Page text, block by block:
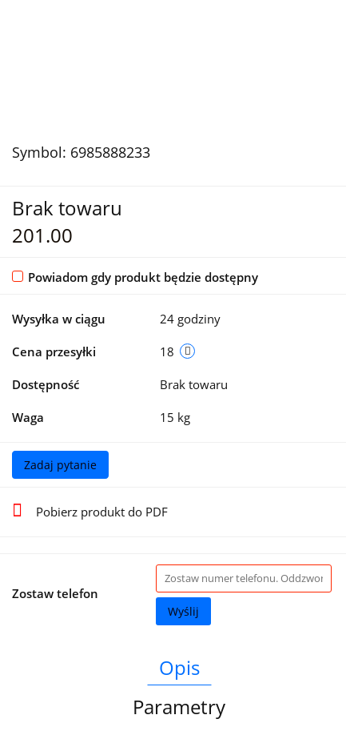
Symbol: 6985888233
Brak towaru
201.00
Powiadom gdy produkt będzie dostępny
Wysyłka w ciągu 24 godziny
Cena przesyłki 18
Dostępność Brak towaru
Waga 15 kg
Zadaj pytanie
Pobierz produkt do PDF
Zostaw telefon
Wyślij
Opis
Parametry